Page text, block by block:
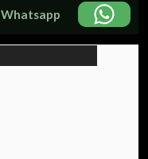
Whatsapp